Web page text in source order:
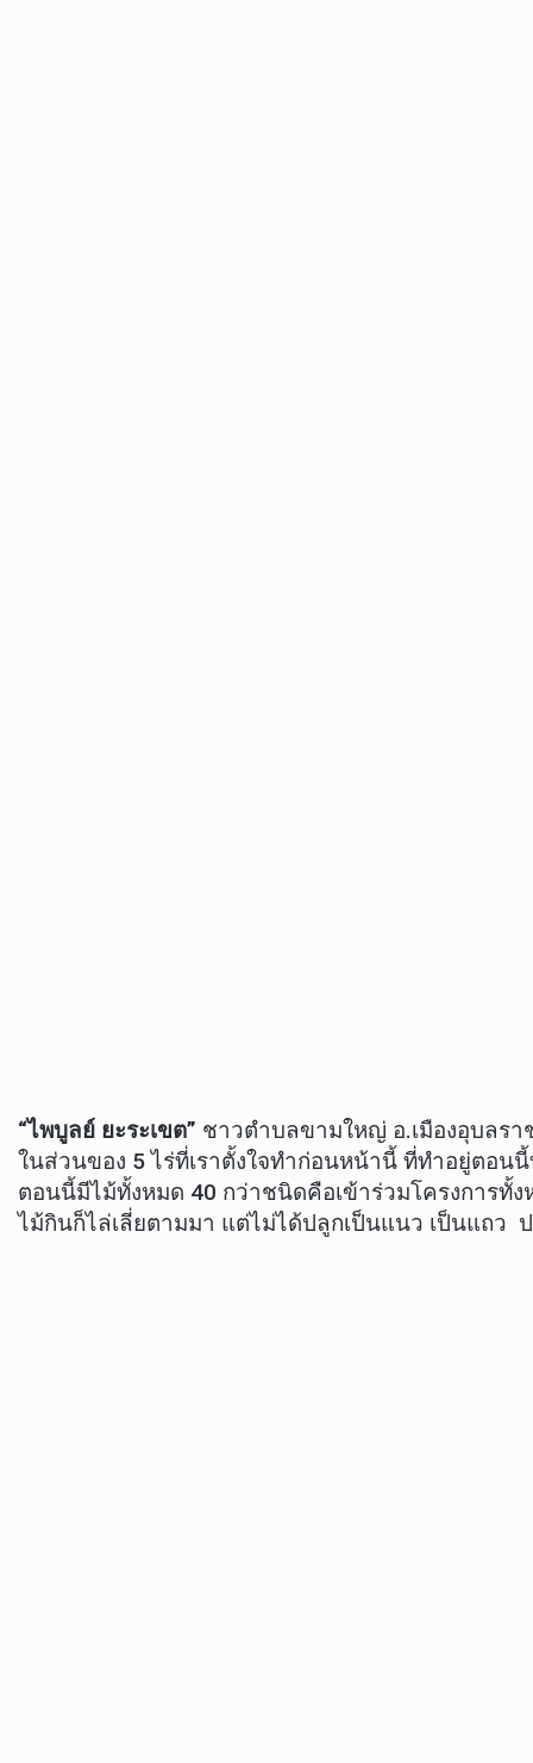
“ไพบูลย์ ยะระเขต” ชาวตำบลขามใหญ่ อ.เมืองอุบลร
ในส่วนของ 5 ไร่ที่เราตั้งใจทำก่อนหน้านี้ ที่ทำอยู่ตอ
ตอนนี้มีไม้ทั้งหมด 40 กว่าชนิดคือเข้าร่วมโครงการทั้
ไม้กินก็ไล่เลี่ยตามมา แต่ไม่ได้ปลูกเป็นแนว เป็นแถว